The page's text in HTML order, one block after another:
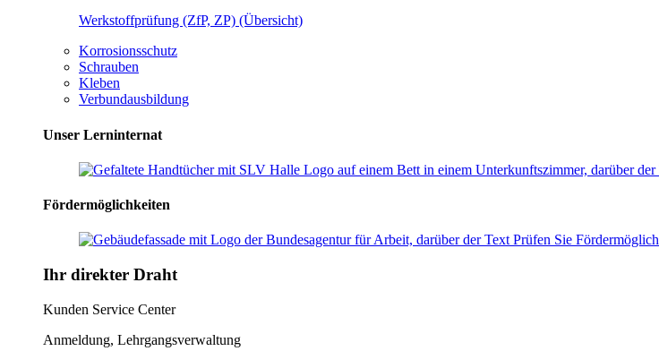
Werkstoffprüfung (ZfP, ZP) (Übersicht)
Korrosionsschutz
Schrauben
Kleben
Verbundausbildung
Unser Lerninternat
Fördermöglichkeiten
Ihr direkter Draht
Kunden Service Center
Anmeldung, Lehrgangsverwaltung